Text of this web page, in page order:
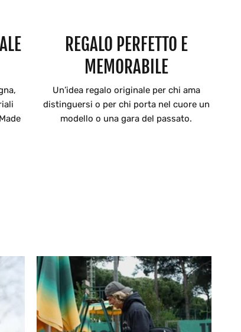
REGALO PERFETTO E
MEMORABILE
Un’idea regalo originale per chi ama
distinguersi o per chi porta nel cuore un
modello o una gara del passato.